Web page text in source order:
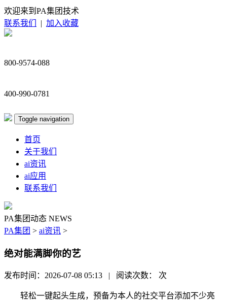
欢迎来到PA集团技术
联系我们
| 加入收藏
800-9574-088
400-990-0781
Toggle navigation
首页
关于我们
ai资讯
ai应用
联系我们
PA集团动态 NEWS
PA集团 > ai资讯 >
绝对能满脚你的艺
发布时间：2026-07-08 05:13 | 阅读次数： 次
轻松一键起头生成，预备为本人的社交平台添加不少亮